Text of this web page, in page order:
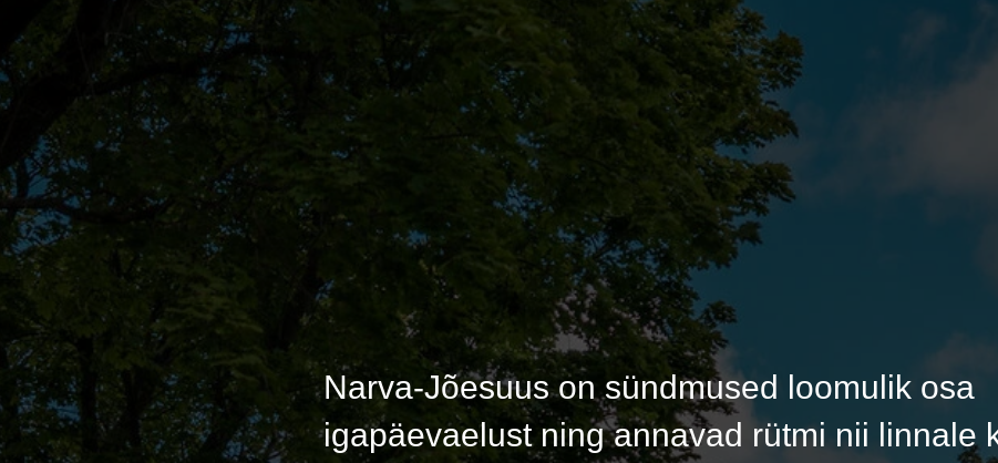
Narva-Jõesuus on sündmused loomulik osa
igapäevaelust ning annavad rütmi nii linnale